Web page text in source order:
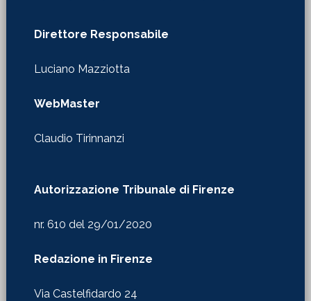
WebMaster
Claudio Tirinnanzi
Redazione in Firenze
Via Castelfidardo 24